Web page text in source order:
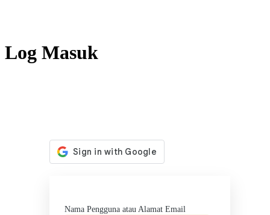
Log Masuk
Nama Pengguna atau Alamat Email